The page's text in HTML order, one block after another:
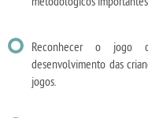
Reconhecer o jogo
desenvolvimento das
jogos.